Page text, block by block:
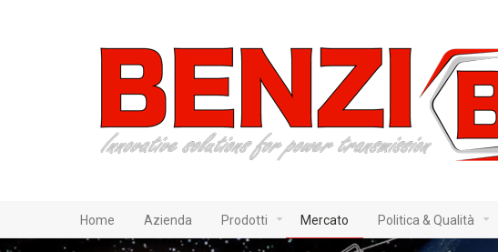
Home Azienda Prodotti Mercato Politica & Qualità